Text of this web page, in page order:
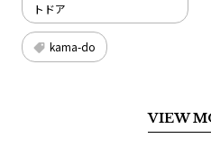
トドア
kama-do
VIEW